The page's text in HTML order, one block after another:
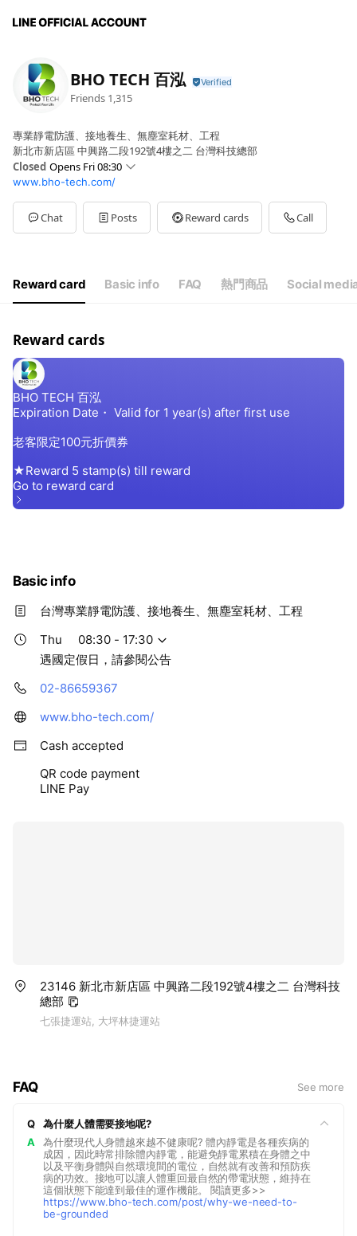
BHO TECH 百泓
Friends 1,315
專業靜電防護、接地養生、無塵室耗材、工程
新北市新店區 中興路二段192號4樓之二 台灣科技總部
Closed Opens Fri 08:30
SunClosed
Mon08:30 - 17:30
Tue08:30 - 17:30
Wed08:30 - 17:30
遇國定假日，請參閱公告
www.bho-tech.com/
Chat Posts Reward cards Call
Reward card Basic info FAQ 熱門商品 Social
Reward cards
Basic info
台灣專業靜電防護、接地養生、無塵室耗材、工程
Thu
08:30 - 17:30
遇國定假日，請參閱公告
02-86659367
www.bho-tech.com/
Cash accepted
QR code payment
LINE Pay
23146 新北市新店區 中興路二段192號4樓之二 台灣科技
總部
七張捷運站, 大坪林捷運站
FAQ See more
Q
為什麼人體需要接地呢?
A
為什麼現代人身體越來越不健康呢? 體內靜電是各種疾病的
成因，因此時常排除體內靜電，能避免靜電累積在身體之中
以及平衡身體與自然環境間的電位，自然就有改善和預防疾
病的功效。接地可以讓人體重回最自然的帶電狀態，維持在
這個狀態下能達到最佳的運作機能。 閱讀更多>>
https://www.bho-tech.com/post/why-we-need-to-
be-grounded